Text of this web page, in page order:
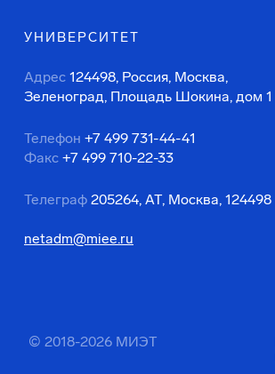
УНИВЕРСИТЕТ
Адрес 124498, Россия, Москва,
Зеленоград, Площадь Шокина, дом 1
Телефон +7 499 731-44-41
Факс +7 499 710-22-33
Телеграф 205264, АТ, Москва, 124498
netadm@miee.ru
© 2018-2026 МИЭТ